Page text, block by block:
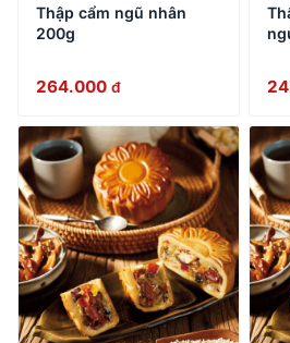
Thập cẩm ngũ nhân
200g
264.000 đ